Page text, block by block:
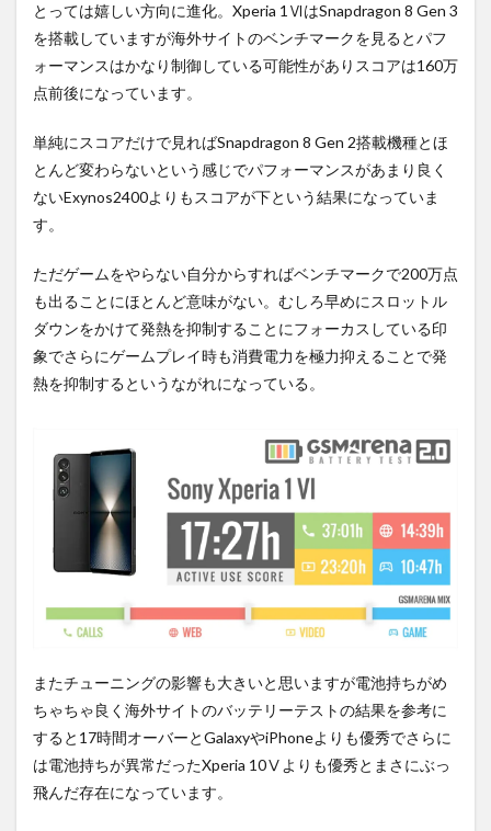
とっては嬉しい方向に進化。Xperia 1ⅥはSnapdragon 8 Gen 3
を搭載していますが海外サイトのベンチマークを見るとパフ
ォーマンスはかなり制御している可能性がありスコアは160万
点前後になっています。
単純にスコアだけで見ればSnapdragon 8 Gen 2搭載機種とほ
とんど変わらないという感じでパフォーマンスがあまり良く
ないExynos2400よりもスコアが下という結果になっていま
す。
ただゲームをやらない自分からすればベンチマークで200万点
も出ることにほとんど意味がない。むしろ早めにスロットル
ダウンをかけて発熱を抑制することにフォーカスしている印
象でさらにゲームプレイ時も消費電力を極力抑えることで発
熱を抑制するというながれになっている。
またチューニングの影響も大きいと思いますが電池持ちがめ
ちゃちゃ良く海外サイトのバッテリーテストの結果を参考に
すると17時間オーバーとGalaxyやiPhoneよりも優秀でさらに
は電池持ちが異常だったXperia 10Ⅴよりも優秀とまさにぶっ
飛んだ存在になっています。